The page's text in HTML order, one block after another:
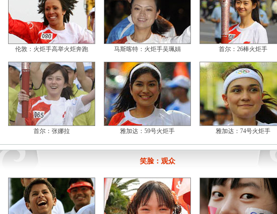
伦敦：火炬手高举火炬奔跑 马斯喀特：火炬手吴珮娟 首尔：26棒火炬手
首尔：张娜拉 雅加达：59号火炬手 雅加达：74号火炬手
笑脸：观众